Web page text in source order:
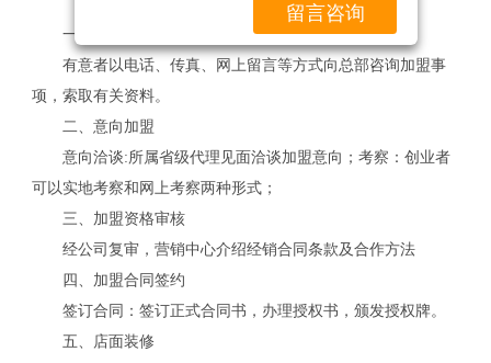
留言咨询
一、加盟咨询
有意者以电话、传真、网上留言等方式向总部咨询加盟事
项，索取有关资料。
二、意向加盟
意向洽谈:所属省级代理见面洽谈加盟意向；考察：创业者
可以实地考察和网上考察两种形式；
三、加盟资格审核
经公司复审，营销中心介绍经销合同条款及合作方法
四、加盟合同签约
签订合同：签订正式合同书，办理授权书，颁发授权牌。
五、店面装修